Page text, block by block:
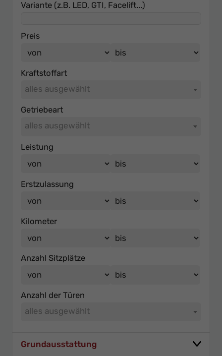
Variante (z.B. LED, GTI, Facelift...)
Preis
Kraftstoffart
alles ausgewählt
Getriebeart
alles ausgewählt
Leistung
Erstzulassung
Kilometer
Anzahl Sitzplätze
Anzahl der Türen
alles ausgewählt
Grundausstattung